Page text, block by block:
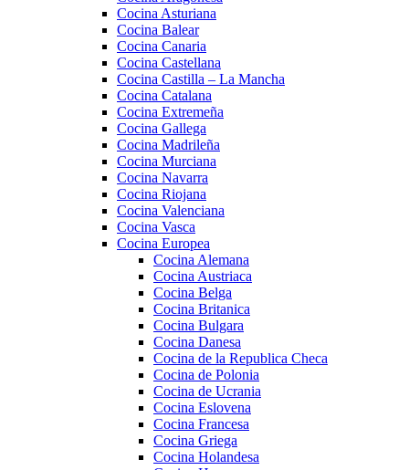
Cocina Asturiana
Cocina Balear
Cocina Canaria
Cocina Castellana
Cocina Castilla – La Mancha
Cocina Catalana
Cocina Extremeña
Cocina Gallega
Cocina Madrileña
Cocina Murciana
Cocina Navarra
Cocina Riojana
Cocina Valenciana
Cocina Vasca
Cocina Europea
Cocina Alemana
Cocina Austriaca
Cocina Belga
Cocina Britanica
Cocina Bulgara
Cocina Danesa
Cocina de la Republica Checa
Cocina de Polonia
Cocina de Ucrania
Cocina Eslovena
Cocina Francesa
Cocina Griega
Cocina Holandesa